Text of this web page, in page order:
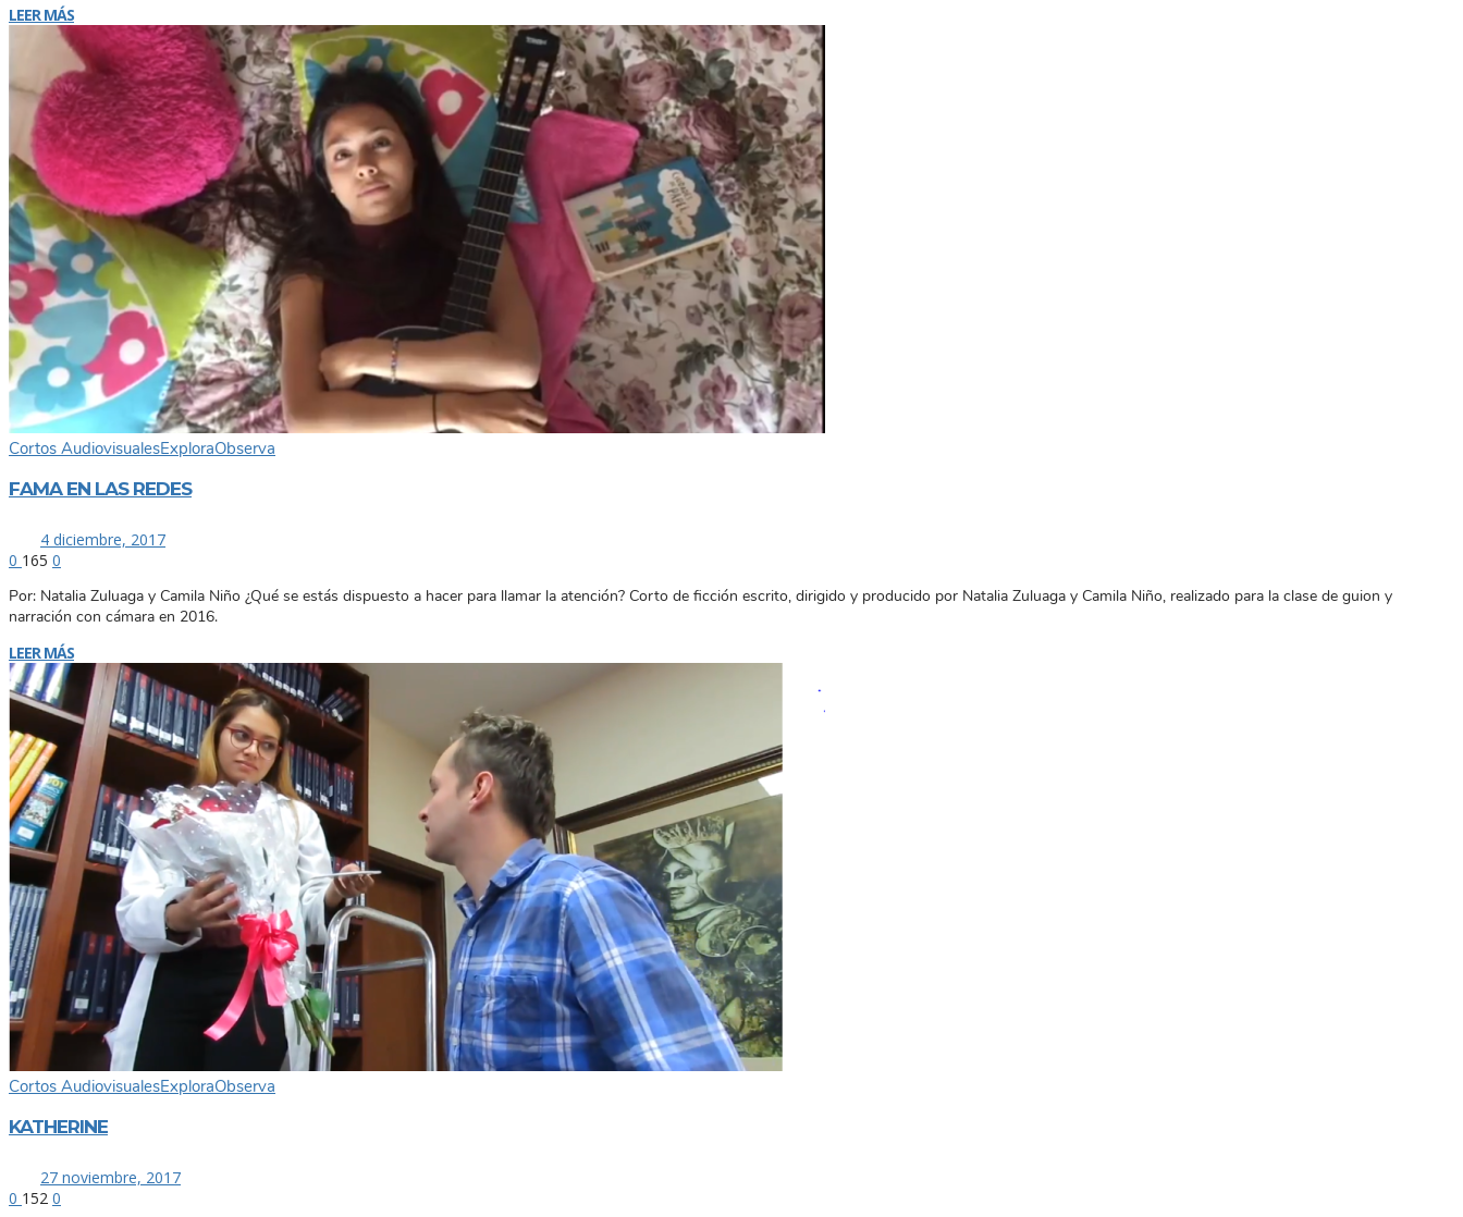
LEER MÁS
Cortos AudiovisualesExploraObserva
FAMA EN LAS REDES
4 diciembre, 2017
0 165 0
Por: Natalia Zuluaga y Camila Niño ¿Qué se estás dispuesto a hacer para llamar la atención? Corto de ficción escrito, dirigido y producido por Natalia Zuluaga y Camila Niño, realizado para la clase de guion y
narración con cámara en 2016.
LEER MÁS
Cortos AudiovisualesExploraObserva
KATHERINE
27 noviembre, 2017
0 152 0